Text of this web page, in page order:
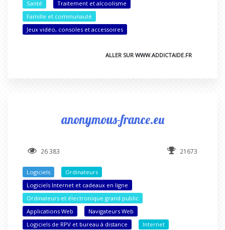
Santé
Traitement et alcoolisme
Famille et communauté
Jeux vidéo, consoles et accessoires
ALLER SUR WWW.ADDICTAIDE.FR
anonymous-france.eu
26 383 21673
Logiciels
Ordinateurs
Logiciels Internet et cadeaux en ligne
Ordinateurs et électronique grand public
Applications Web
Navigateurs Web
Logiciels de RPV et bureau à distance
Internet